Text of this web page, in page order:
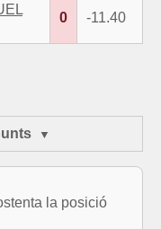
0 -11.40
la posició